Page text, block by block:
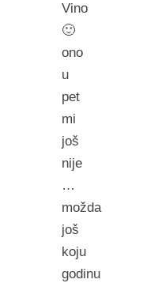
Vino
🙂
ono
u
pet
mi
još
nije
…
možda
još
koju
godinu